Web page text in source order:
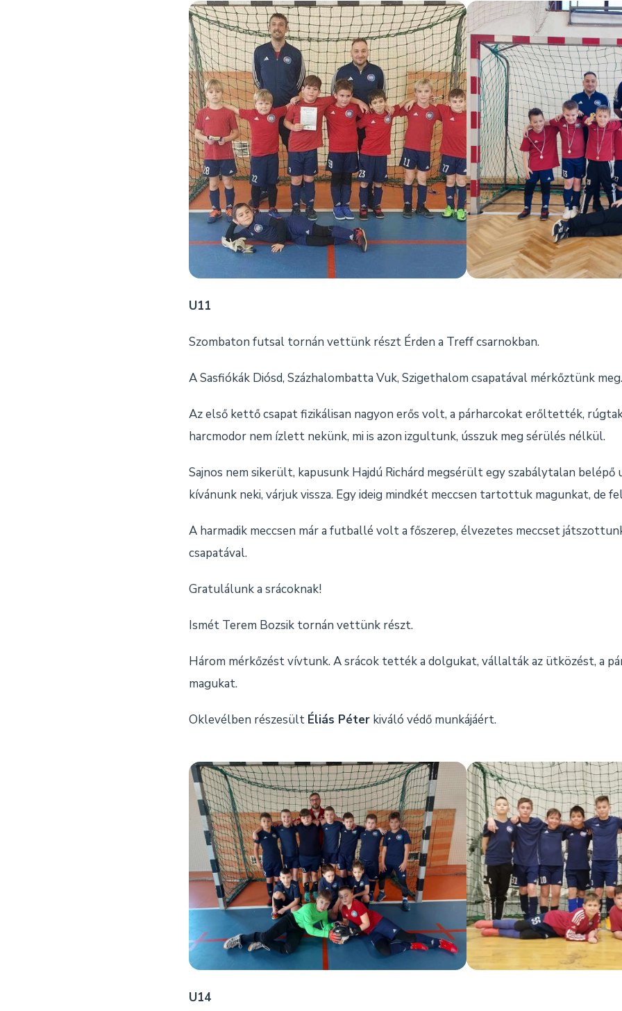
U11
Szombaton futsal tornán vettünk részt Érden a Treff csarnokban.
A Sasfiókák Diósd, Százhalombatta Vuk, Szigethalom csapatával mérkőztünk meg.
Az első kettő csapat fizikálisan nagyon erős volt, a párharcokat erőltették,
harcmodor nem ízlett nekünk, mi is azon izgultunk, ússzuk meg sérülés nélkül.
Sajnos nem sikerült, kapusunk Hajdú Richárd megsérült egy szabálytalan belépő
kívánunk neki, várjuk vissza. Egy ideig mindkét meccsen tartottuk magunkat, de
A harmadik meccsen már a futballé volt a főszerep, élvezetes meccset
csapatával.
Gratulálunk a srácoknak!
Ismét Terem Bozsik tornán vettünk részt.
Három mérkőzést vívtunk. A srácok tették a dolgukat, vállalták az ütközést, a
magukat.
Oklevélben részesült Éliás Péter kiváló védő munkájáért.
U14